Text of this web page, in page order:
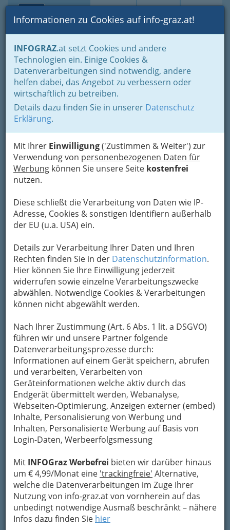
Suche Login Toggle
Informationen zu Cookies auf info-graz.at!
INFOGRAZ.at setzt Cookies und andere
Technologien ein. Einige Cookies &
Datenverarbeitungen sind notwendig, andere
helfen dabei, das Angebot zu verbessern oder
wirtschaftlich zu betreiben.
Details dazu finden Sie in unserer Datenschutz
Erklärung.
Mit Ihrer Einwilligung('Zustimmen & Weiter') zur
Verwendung von personenbezogenen Daten für
Werbung können Sie unsere Seite kostenfrei
nutzen.
Diese schließt die Verarbeitung von Daten wie IP-
Adresse, Cookies & sonstigen Identifiern außerhalb
der EU (u.a. USA) ein.
Details zur Verarbeitung Ihrer Daten und Ihren
Rechten finden Sie in der Datenschutzinformation.
Hier können Sie Ihre Einwilligung jederzeit
widerrufen sowie einzelne Verarbeitungszwecke
abwählen. Notwendige Cookies & Verarbeitungen
können nicht abgewählt werden.
Nach Ihrer Zustimmung (Art. 6 Abs. 1 lit. a DSGVO)
führen wir und unsere Partner folgende
Datenverarbeitungsprozesse durch:
Informationen auf einem Gerät speichern, abrufen
und verarbeiten, Verarbeiten von
Geräteinformationen welche aktiv durch das
Endgerät übermittelt werden, Webanalyse,
Webseiten-Optimierung, Anzeigen externer (embed)
Inhalte, Personalisierung von Werbung und
Inhalten, Personalisierte Werbung auf Basis von
Login-Daten, Werbeerfolgsmessung
Mit INFOGraz Werbefrei bieten wir darüber hinaus
um € 4,99/Monat eine 'trackingfreie' Alternative,
welche die Datenverarbeitungen im Zuge Ihrer
Nutzung von info-graz.at von vornherein auf das
unbedingt notwendige Ausmaß beschränkt – nähere
Infos dazu finden Sie hier
Home Branchen Dienstleistungen Video- und Filmproduktion
Kontraproduktion Gruber &
Werschitz OG
Puchstraße 17, 8020 Graz
+43 316 225 406
Die Grazer Kreativagentur nach Maß!
TEXT - DESIGN - FOTOGRAFIE -
VIDEOPRODUKTION - CGI-ANIMATION &
Alles aus einer Hand. Was wir machen, das
machen wir nicht nur gut, sondern auch gerne.
Und somit vereinen wir – angepasst an die
Statuten der Wirtschaft, jedoch versehen mit
einem klar gemeinschaftsorientierten
Wertesystem – unsere Leistungen in einem
unhierarchischen Kreativ-Arbeitscluster, in ein
zukunftsweisendes Unternehmensmodell, kurz:
Kontraproduktion."
Karte
Adresse mit Google Maps anschauen
Kontaktaufnahme
Um die Info-Graz Firmenvor Spam-Mails zu
bewahren, verwenden wir an dieser Stelle zur
Übermittlung Ihrer Nachricht ein sicheres
Formular. Ihre Nachricht wird nach dem
Absenden umgehend per Mail an das
Unternehmen Dipl.-Designer Mag. Maximilian
Werschitz weitergeleitet.
Mein Name